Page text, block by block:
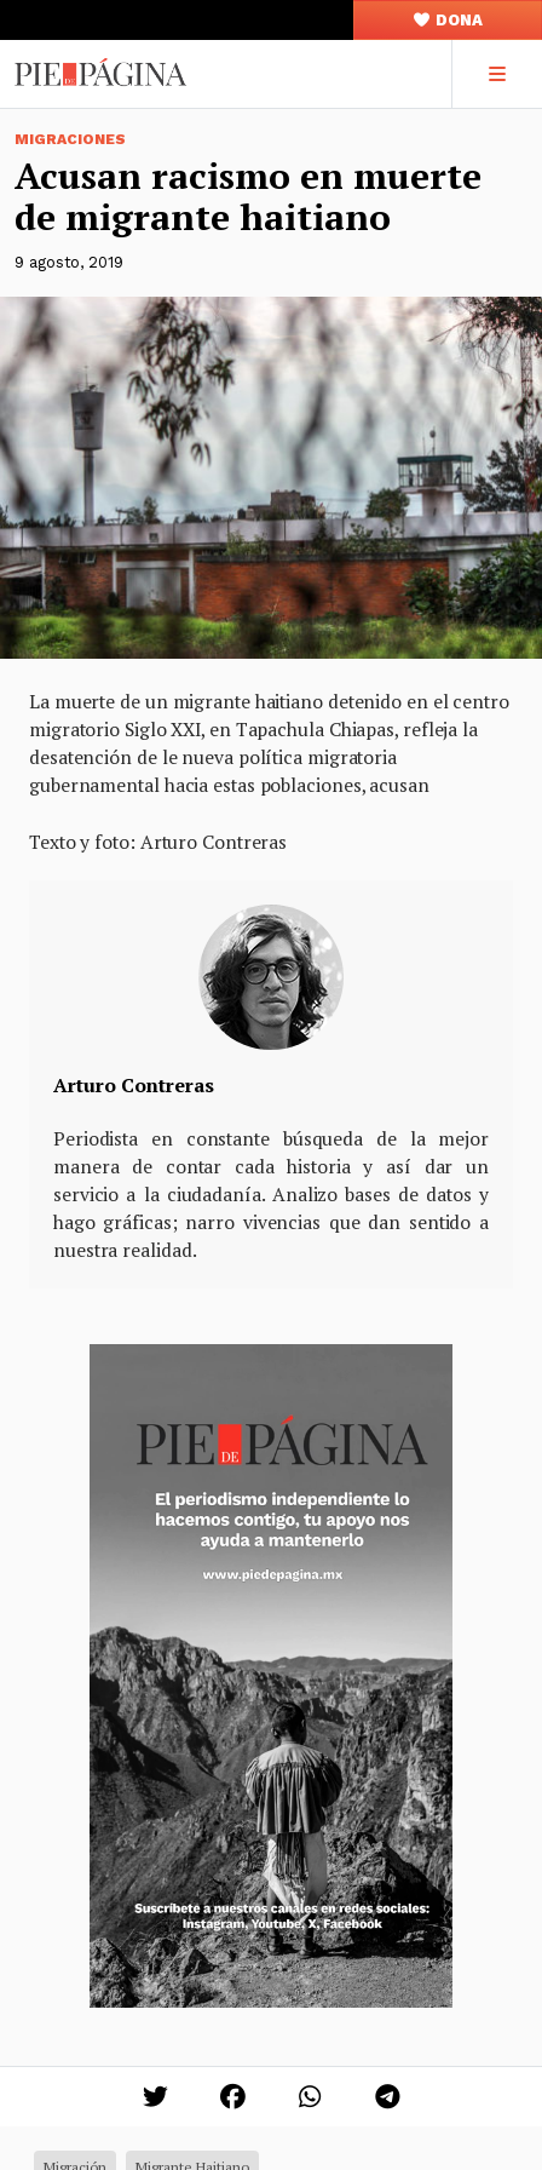
DONA
MIGRACIONES
Acusan racismo en muerte
de migrante haitiano
9 agosto, 2019
La muerte de un migrante haitiano detenido en el centro
migratorio Siglo XXI, en Tapachula Chiapas, refleja la
desatención de le nueva política migratoria
gubernamental hacia estas poblaciones, acusan
Texto y foto: Arturo Contreras
Arturo Contreras
Periodista en constante búsqueda de la mejor
manera de contar cada historia y así dar un
servicio a la ciudadanía. Analizo bases de datos y
hago gráficas; narro vivencias que dan sentido a
nuestra realidad.